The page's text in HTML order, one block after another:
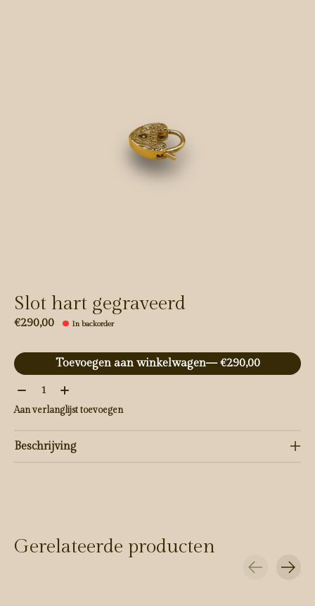
Slot hart gegraveerd
€290,00 In backorder
Toevoegen aan winkelwagen
— €290,00
Aantal:
Aan verlanglijst toevoegen
Beschrijving
Gerelateerde producten